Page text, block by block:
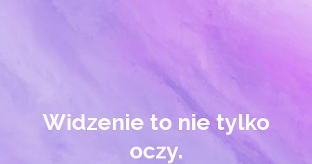
Widzenie to nie tylko
oczy.